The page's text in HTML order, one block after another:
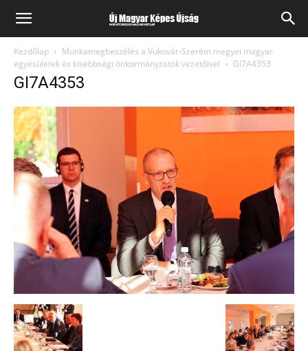
Kezdőlap
Munkamegbeszélés a Vukovár-Szerém megyei magyar
egyesületek és kisebbségi önkormányzatok vezetőivel
GI7A4353
GI7A4353